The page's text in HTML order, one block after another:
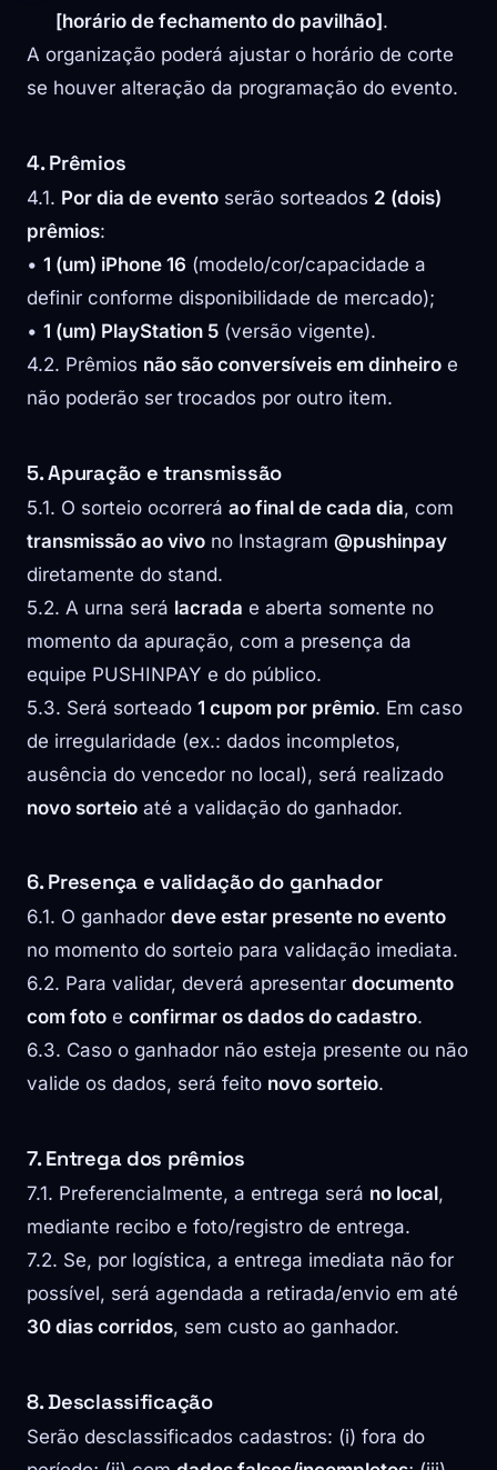
[horário de fechamento do pavilhão].
A organização poderá ajustar o horário de corte
se houver alteração da programação do evento.
4. Prêmios
4.1. Por dia de evento serão sorteados 2 (dois)
prêmios:
• 1 (um) iPhone 16 (modelo/cor/capacidade a
definir conforme disponibilidade de mercado);
• 1 (um) PlayStation 5 (versão vigente).
4.2. Prêmios não são conversíveis em dinheiro e
não poderão ser trocados por outro item.
5. Apuração e transmissão
5.1. O sorteio ocorrerá ao final de cada dia, com
transmissão ao vivo no Instagram @pushinpay
diretamente do stand.
5.2. A urna será lacrada e aberta somente no
momento da apuração, com a presença da
equipe PUSHINPAY e do público.
5.3. Será sorteado 1 cupom por prêmio. Em caso
de irregularidade (ex.: dados incompletos,
ausência do vencedor no local), será realizado
novo sorteio até a validação do ganhador.
6. Presença e validação do ganhador
6.1. O ganhador deve estar presente no evento
no momento do sorteio para validação imediata.
6.2. Para validar, deverá apresentar documento
com foto e confirmar os dados do cadastro.
6.3. Caso o ganhador não esteja presente ou não
valide os dados, será feito novo sorteio.
7. Entrega dos prêmios
7.1. Preferencialmente, a entrega será no local,
mediante recibo e foto/registro de entrega.
7.2. Se, por logística, a entrega imediata não for
possível, será agendada a retirada/envio em até
30 dias corridos, sem custo ao ganhador.
8. Desclassificação
Serão desclassificados cadastros: (i) fora do